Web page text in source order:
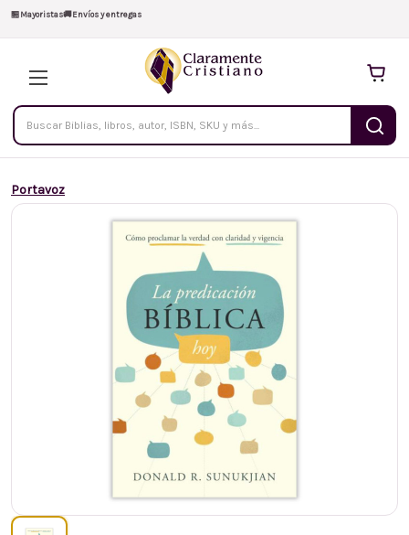
🏪Mayoristas🚚Envíos y entregas
Buscar
productos
Portavoz